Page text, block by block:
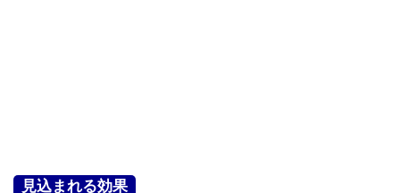
見込まれる効果